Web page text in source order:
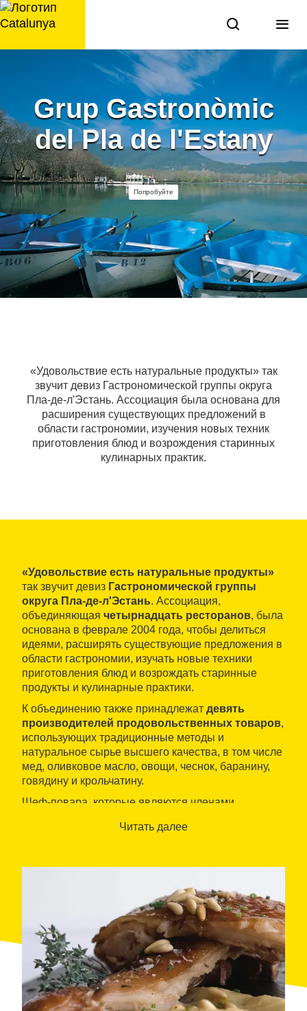
перейти
к
Grup Gastronòmic
del Pla de l'Estany
Попробуйте
«Удовольствие есть натуральные продукты» так
звучит девиз Гастрономической группы округа
Пла-де-л'Эстань. Ассоциация была основана для
расширения существующих предложений в
области гастрономии, изучения новых техник
приготовления блюд и возрождения старинных
кулинарных практик.
«Удовольствие есть натуральные продукты»
так звучит девиз Гастрономической группы
округа Пла-де-л'Эстань. Ассоциация,
объединяющая четырнадцать ресторанов, была
основана в феврале 2004 года, чтобы делиться
идеями, расширять существующие предложения в
области гастрономии, изучать новые техники
приготовления блюд и возрождать старинные
продукты и кулинарные практики.
К объединению также принадлежат девять
производителей продовольственных товаров,
использующих традиционные методы и
натуральное сырье высшего качества, в том числе
мед, оливковое масло, овощи, чеснок, баранину,
говядину и крольчатину.
Шеф-повара, которые являются членами
: от авторской кухни и создания блюд из
местные продукты
Летом ассоциация проводит фестиваль
«Гастрономический июнь», в рамках которого
устраиваются коллоквиумы, лекции, дегустации
спокойных и игристых вин, коктейлей, оливкового
масла и экологических овощей, а также подаются
закуски: хлеб, томатный соус и колбасные изделия.
С 2009 года организуется также заключительный
Читать далее